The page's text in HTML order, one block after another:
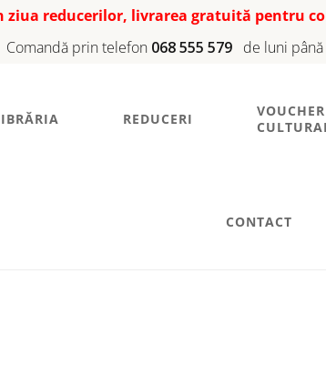
ziua reducerilor, livrarea gratuită pentru
Comandă prin telefon 068 555 579 de luni
REDUCERI
VOUCHER
CONTACT